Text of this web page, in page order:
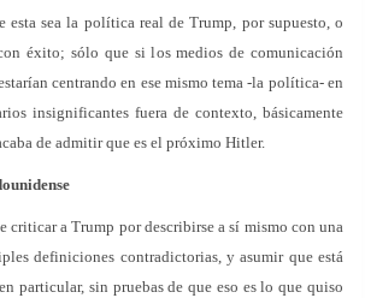
esta sea la política real de Trump, por supuesto, o
éxito; sólo que si los medios de comunicación
centrando en ese mismo tema -la política- en
insignificantes fuera de contexto, básicamente
de admitir que es el próximo Hitler.
criticar a Trump por describirse a sí mismo con una
definiciones contradictorias, y asumir que está
particular, sin pruebas de que eso es lo que quiso